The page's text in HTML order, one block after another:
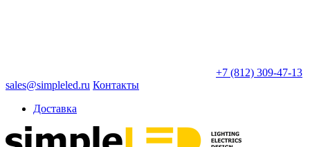
+7 (812) 309-47-13
sales@simpleled.ru Контакты
Доставка